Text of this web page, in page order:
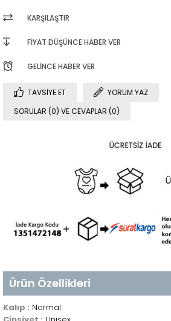
KARŞILAŞTIR
FIYAT DÜŞÜNCE HABER VER
GELINCE HABER VER
TAVSIYE ET
YORUM YAZ
SORULAR (0) VE CEVAPLAR (0)
Ürün Özellikleri
Kalıp : Normal